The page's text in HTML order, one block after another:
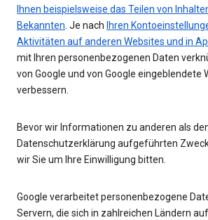
Ihnen beispielsweise das Teilen von
Bekannten. Je nach Ihren
Aktivitäten auf anderen Websites und in
mit Ihren personenbezogenen Daten
von Google und von Google eingeblendete
verbessern.
Bevor wir Informationen zu anderen als
Datenschutzerklärung aufgeführten
wir Sie um Ihre Einwilligung bitten.
Google verarbeitet personenbezogene
Servern, die sich in zahlreichen Ländern